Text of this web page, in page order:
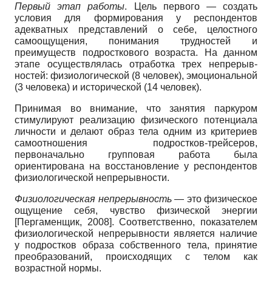
Первый этап работы. Цель первого — создать
условия для формирования у ре­спондентов
адекватных представлений о себе, целостного
самоощущения, пони­мания трудностей и
преимуществ подро­сткового возраста. На данном
этапе осу­ществлялась отработка трех непрерыв­
ностей: физиологической (8 человек), эмоциональной
(3 человека) и историче­ской (14 человек).
Принимая во внимание, что занятия паркуром
стимулируют реализацию физического потенциала
личности и де­лают образ тела одним из критериев
са­моотношения подростков-трейсеров,
первоначально групповая работа была
ориентирована на восстановление у ре­спондентов
физиологической непре­рывности.
Физиологическая непрерывность— это физическое
ощущение себя, чувство физической энергии
[Пергаменщик, 2008]. Соответствен­но, показателем
физиологической не­прерывности является наличие
у подро­стков образа собственного тела, приня­тие
преобразований, происходящих с те­лом как
возрастной нормы.